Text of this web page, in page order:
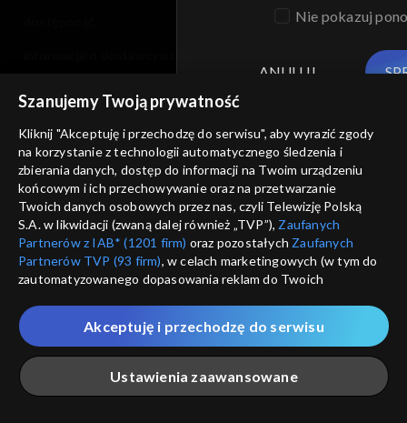
Nie pokazuj
ANULUJ
Szanujemy Twoją prywatność
Kliknij "Akceptuję i przechodzę do serwisu", aby wyrazić zgody
na korzystanie z technologii automatycznego śledzenia i
zbierania danych, dostęp do informacji na Twoim urządzeniu
końcowym i ich przechowywanie oraz na przetwarzanie
Twoich danych osobowych przez nas, czyli Telewizję Polską
S.A. w likwidacji (zwaną dalej również „TVP”), Zaufanych
Partnerów z IAB* (1201 firm) oraz pozostałych Zaufanych
Partnerów TVP (93 firm), w celach marketingowych (w tym do
zautomatyzowanego dopasowania reklam do Twoich
które wskazujemy poniżej, a także zgody na udostępnianie
przez nas identyfikatora PPID do Google.
Twoje dane osobowe zbierane podczas odwiedzania przez
Ciebie naszych
poszczególnych serwisówzwanych dalej
„Portalem”, w tym informacje zapisywane za pomocą
Ustawienia zaawansowane
Akceptuję i przechodzę do serwisu